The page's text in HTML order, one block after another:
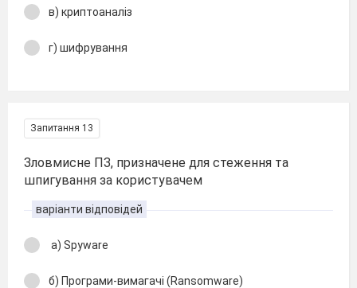
в) криптоаналіз
г) шифрування
Запитання 13
Зловмисне ПЗ, призначене для стеження та
шпигування за користувачем
варіанти відповідей
а) Spyware
б) Програми-вимагачі (Ransomware)